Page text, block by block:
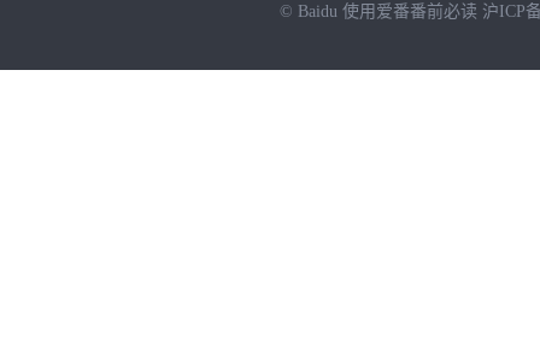
© Baidu 使用爱番番前必读 沪ICP